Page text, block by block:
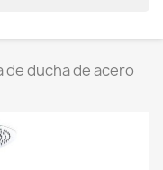
de ducha de acero